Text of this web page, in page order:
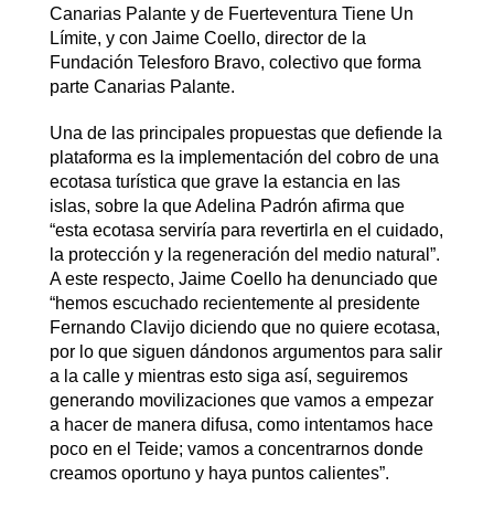
Canarias Palante y de Fuerteventura Tiene Un
Límite, y con Jaime Coello, director de la
Fundación Telesforo Bravo, colectivo que forma
parte Canarias Palante.
Una de las principales propuestas que defiende la
plataforma es la implementación del cobro de una
ecotasa turística que grave la estancia en las
islas, sobre la que Adelina Padrón afirma que
“esta ecotasa serviría para revertirla en el cuidado,
la protección y la regeneración del medio natural”.
A este respecto, Jaime Coello ha denunciado que
“hemos escuchado recientemente al presidente
Fernando Clavijo diciendo que no quiere ecotasa,
por lo que siguen dándonos argumentos para salir
a la calle y mientras esto siga así, seguiremos
generando movilizaciones que vamos a empezar
a hacer de manera difusa, como intentamos hace
poco en el Teide; vamos a concentrarnos donde
creamos oportuno y haya puntos calientes”.